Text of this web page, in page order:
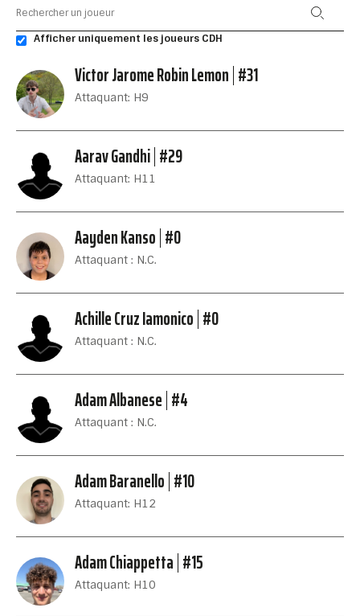
Afficher uniquement les joueurs CDH
Victor Jarome Robin Lemon #31
Attaquant: H9
Aarav Gandhi #29
Attaquant: H11
Aayden Kanso #0
Attaquant : N.C.
Achille Cruz Iamonico #0
Attaquant : N.C.
Adam Albanese #4
Attaquant : N.C.
Adam Baranello #10
Attaquant: H12
Adam Chiappetta #15
Attaquant: H10